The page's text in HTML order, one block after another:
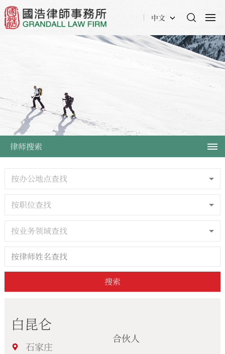
中文
律师搜索
按办公地点查找
按职位查找
按业务领域查找
搜索
白昆仑
石家庄
合伙人